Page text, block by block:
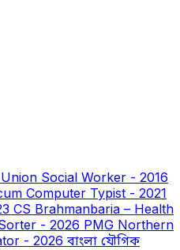
Social Worker - 2016
Computer Typist - 2021
CS Brahmanbaria – Health
- 2026 PMG Northern
- 2026 বাংলা যৌগিক